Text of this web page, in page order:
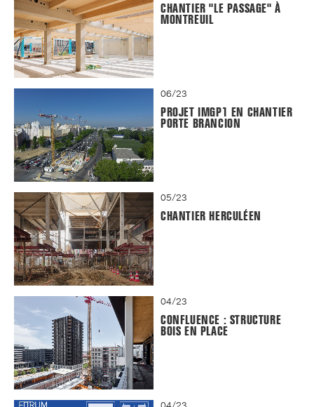
CHANTIER "LE PASSAGE" À
MONTREUIL
06/23
PROJET IMGP1 EN CHANTIER
PORTE BRANCION
05/23
CHANTIER HERCULÉEN
04/23
CONFLUENCE : STRUCTURE
BOIS EN PLACE